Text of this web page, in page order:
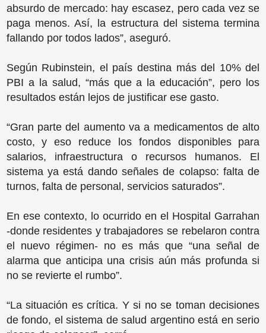
absurdo de mercado: hay escasez, pero cada vez se
paga menos. Así, la estructura del sistema termina
fallando por todos lados”, aseguró.
Según Rubinstein, el país destina más del 10% del
PBI a la salud, “más que a la educación”, pero los
resultados están lejos de justificar ese gasto.
“Gran parte del aumento va a medicamentos de alto
costo, y eso reduce los fondos disponibles para
salarios, infraestructura o recursos humanos. El
sistema ya está dando señales de colapso: falta de
turnos, falta de personal, servicios saturados”.
En ese contexto, lo ocurrido en el Hospital Garrahan
-donde residentes y trabajadores se rebelaron contra
el nuevo régimen- no es más que “una señal de
alarma que anticipa una crisis aún más profunda si
no se revierte el rumbo”.
“La situación es crítica. Y si no se toman decisiones
de fondo, el sistema de salud argentino está en serio